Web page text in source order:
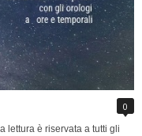
0
lettura è riservata a tutti gli